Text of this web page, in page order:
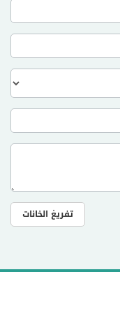
تفريغ الخانات